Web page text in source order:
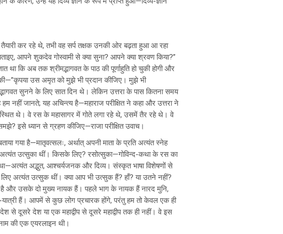
कर रहे थे, तभी वह सर्प तक्षक उनकी ओर बढ़ता हुआ आ रहा
आपने शुकदेव गोस्वामी से क्या सुना? आपने क्या श्रवण किया?”
कि अब तक श्रीमद्भागवत के पाठ की पूर्णाहुति हो चुकी होगी और
उस अमृत को मुझे भी प्रदान कीजिए। मुझे भी
सुनने के लिए सात दिन थे। लेकिन उत्तरा के पास कितना समय
जानते; यह अचिन्त्य है—महाराज परीक्षित ने कहा और उत्तरा ने
स्थित थे। वे रस के महासागर में गोते लगा रहे थे, उसमें तैर रहे थे। वे
इसे ध्यान से ग्रहण कीजिए—राजा परीक्षित उवाच।
गया है—मातृवत्सलः, अर्थात् अपनी माता के प्रति अत्यंत स्नेह
उत्सुका थीं। किसके लिए? रसोत्सुका—गोविन्द-कथा के रस का
अद्भुत, आश्चर्यजनक और दिव्य। संस्कृत भाषा विशेषणों से
अत्यंत उत्सुक थीं। क्या आप भी उत्सुक हैं? हाँ? या उतने नहीं?
है और उसके दो मुख्य नायक हैं। पहले भाग के नायक हैं नारद मुनि,
हैं। आपमें से कुछ लोग प्रचारक होंगे, परंतु हम तो केवल एक ही
दूसरे देश या एक महाद्वीप से दूसरे महाद्वीप तक ही नहीं। वे इस
की एक एयरलाइन थी।